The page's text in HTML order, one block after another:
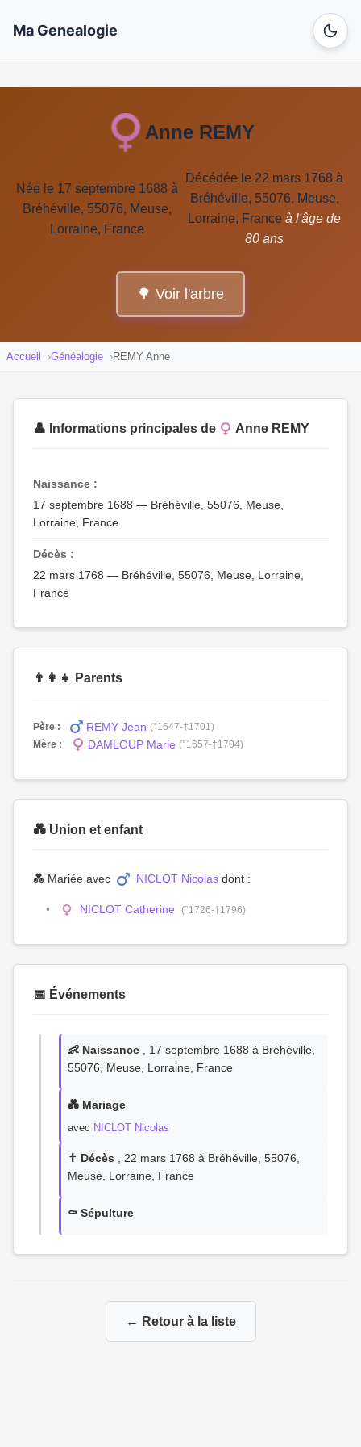
Ma Genealogie
Anne REMY
Née le 17 septembre 1688 à
Bréhéville, 55076, Meuse,
Lorraine, France
Décédée le 22 mars 1768 à
Bréhéville, 55076, Meuse,
Lorraine, France à l'âge de
80 ans
🌳 Voir l'arbre
Accueil Généalogie REMY Anne
👤 Informations principales de Anne REMY
Naissance :
17 septembre 1688 — Bréhéville, 55076, Meuse,
Lorraine, France
Décès :
22 mars 1768 — Bréhéville, 55076, Meuse, Lorraine,
France
👨‍👩‍👧 Parents
Père : REMY Jean (°1647-†1701)
Mère :
DAMLOUP Marie (°1657-†1704)
💑 Union et enfant
💑 Mariée avec NICLOT Nicolas dont :
NICLOT Catherine (°1726-†1796)
📅 Événements
👶 Naissance , 17 septembre 1688 à Bréhéville,
55076, Meuse, Lorraine, France
💑 Mariage
avec NICLOT Nicolas
✝️ Décès , 22 mars 1768 à Bréhéville, 55076,
Meuse, Lorraine, France
⚰️ Sépulture
← Retour à la liste